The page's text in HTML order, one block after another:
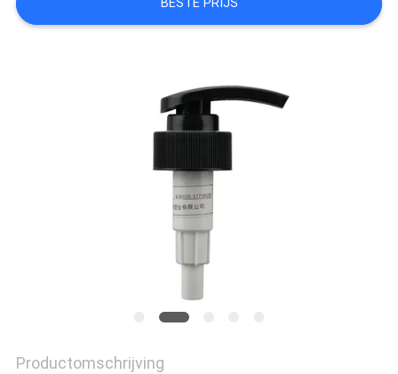
BESTE PRIJS
Productomschrijving